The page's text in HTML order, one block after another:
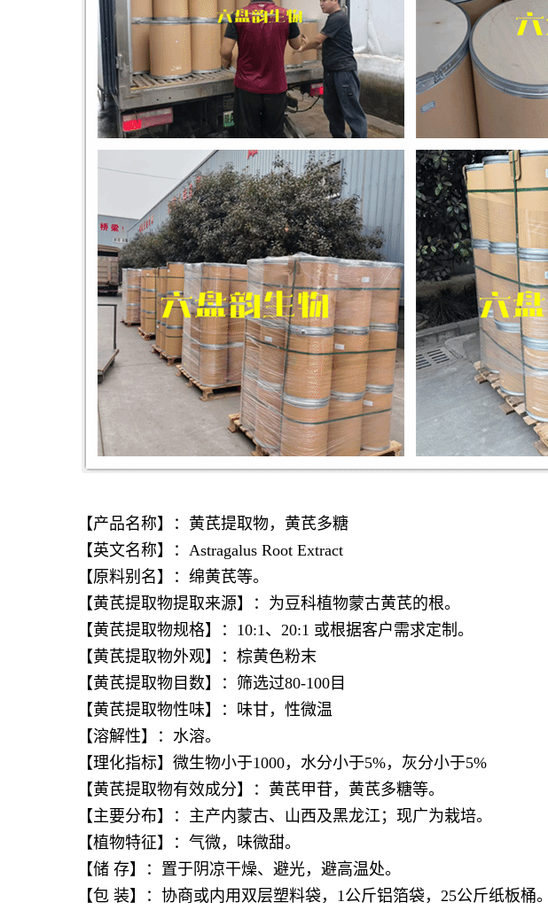
【产品名称】：黄芪提取物，黄芪多糖
【英文名称】：Astragalus Root Extract
【原料别名】：绵黄芪等。
【黄芪提取物提取来源】：为豆科植物蒙古黄芪的根。
【黄芪提取物规格】：10:1、20:1 或根据客户需求定制。
【黄芪提取物外观】：棕黄色粉末
【黄芪提取物 目数】：筛选过80-100目
【黄芪提取物性味】：味甘，性微温
【溶解性】：水溶。
【理化指标】微生物小于1000，水分小于5%，灰分小于5%
【黄芪提取物有效成分】：黄芪甲苷，黄芪多糖等。
【主要分布】：主产内蒙古、山西及黑龙江；现广为栽培。
【植物特征】：气微，味微甜。
【储 存】：置于阴凉干燥、避光，避高温处。
【包 装】：协商或内用双层塑料袋，1公斤铝箔袋，25公斤纸板桶。